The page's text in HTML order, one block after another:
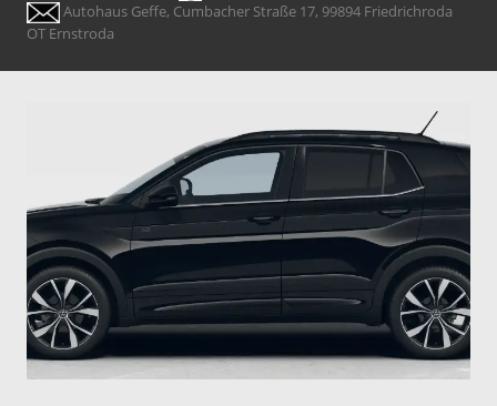
Autohaus Geffe, Cumbacher Straße 17, 99894 Friedrichroda
OT Ernstroda